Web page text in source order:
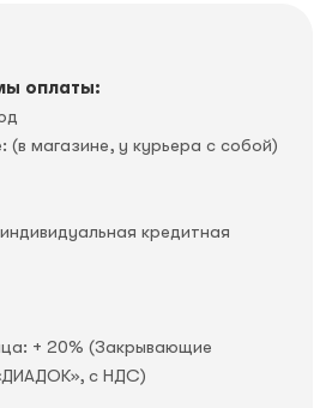
оплаты:
(в магазине, у курьера с собой)
кредитная
+ 20% (Закрывающие
c НДС)